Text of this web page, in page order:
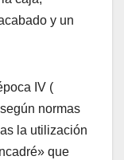
y un
IV (
normas
la utilización
que